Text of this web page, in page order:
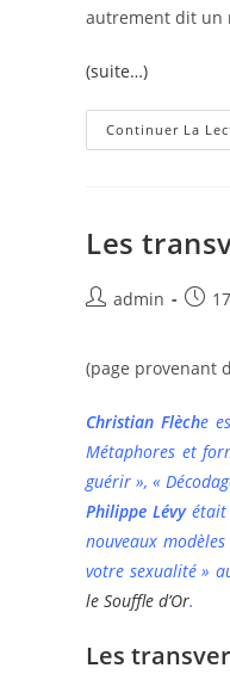
autrement dit un
(suite…)
Continuer La
Les
Auteur/autrice
publication :
admin
(page provenant
Christian Flèche
Métaphores et
guérir », «
Philippe Lévyétait
nouveaux
votre sexualité »
le Souffle d’Or.
Les